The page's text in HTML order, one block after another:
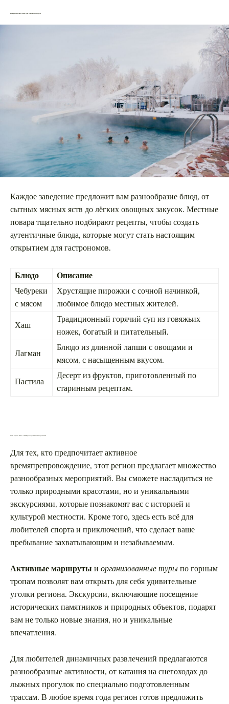
Кулинарные изыски и местная кухня во время зимнего отдыха
Каждое заведение предложит вам разнообразие блюд, от
сытных мясных яств до лёгких овощных закусок. Местные
повара тщательно подбирают рецепты, чтобы создать
аутентичные блюда, которые могут стать настоящим
открытием для гастрономов.
Блюдо
Описание
Чебуреки
с мясом
Хрустящие пирожки с сочной начинкой,
любимое блюдо местных жителей.
Хаш
Традиционный горячий суп из говяжьих
ножек, богатый и питательный.
Лагман
Блюдо из длинной лапши с овощами и
мясом, с насыщенным вкусом.
Пастила
Десерт из фруктов, приготовленный по
старинным рецептам.
Зимний отдых на Кавказе в МинВодах: экскурсии и активные развлечения
Для тех, кто предпочитает активное
времяпрепровождение, этот регион предлагает множество
разнообразных мероприятий. Вы сможете насладиться не
только природными красотами, но и уникальными
экскурсиями, которые познакомят вас с историей и
культурой местности. Кроме того, здесь есть всё для
любителей спорта и приключений, что сделает ваше
пребывание захватывающим и незабываемым.
Активные маршруты и организованные турыпо горным
тропам позволят вам открыть для себя удивительные
уголки региона. Экскурсии, включающие посещение
исторических памятников и природных объектов, подарят
вам не только новые знания, но и уникальные
впечатления.
Для любителей динамичных развлечений предлагаются
разнообразные активности, от катания на снегоходах до
лыжных прогулок по специально подготовленным
трассам. В любое время года регион готов предложить